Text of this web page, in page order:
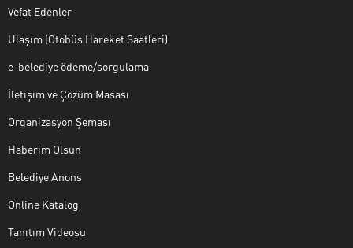
Vefat Edenler
Ulaşım (Otobüs Hareket Saatleri)
e-belediye ödeme/sorgulama
İletişim ve Çözüm Masası
Organizasyon Şeması
Haberim Olsun
Belediye Anons
Online Katalog
Tanıtım Videosu